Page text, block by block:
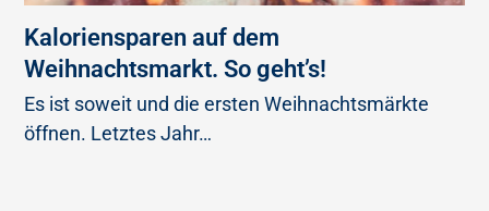
Kaloriensparen auf dem
Weihnachtsmarkt. So geht’s!
Es ist soweit und die ersten Weihnachtsmärkte
öffnen. Letztes Jahr…